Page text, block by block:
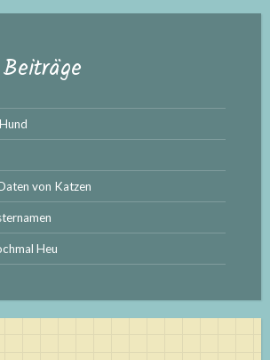
von Katzen
Heu